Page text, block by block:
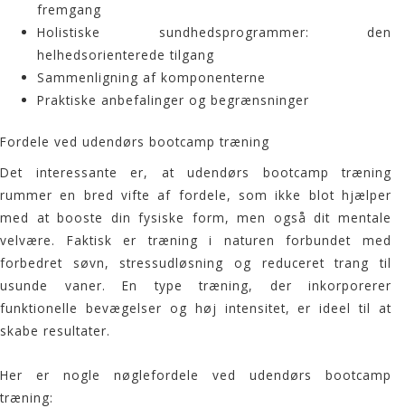
fremgang
Holistiske sundhedsprogrammer: den
helhedsorienterede tilgang
Sammenligning af komponenterne
Praktiske anbefalinger og begrænsninger
Fordele ved udendørs bootcamp træning
Det interessante er, at udendørs bootcamp træning
rummer en bred vifte af fordele, som ikke blot hjælper
med at booste din fysiske form, men også dit mentale
velvære. Faktisk ertræning i naturen forbundet med
forbedret søvn, stressudløsning og reduceret trang til
usunde vaner. En type træning, der inkorporerer
funktionelle bevægelser og høj intensitet, er ideel til at
skabe resultater.
Her er nogle nøglefordele ved udendørs bootcamp
træning: